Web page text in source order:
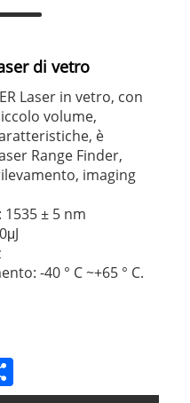
di vetro
Laser in vetro, con
volume,
è
Range Finder,
imaging
± 5 nm
-40 ° C ~+65 ° C.